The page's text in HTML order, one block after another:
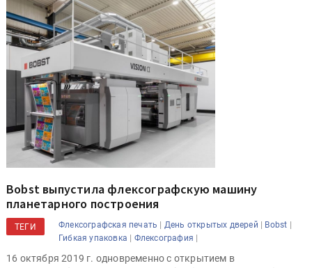
Bobst выпустила флексографскую машину
планетарного построения
ТЕГИ Флексографская печать | День открытых дверей | Bobst |
Гибкая упаковка | Флексография |
16 октября 2019 г. одновременно с открытием в